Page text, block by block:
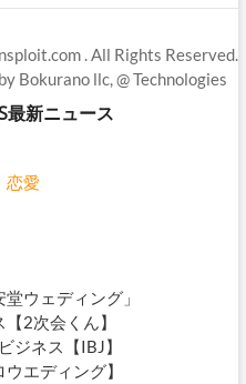
. All Rights Reserved.
Bokurano llc,@ Technologies
最新ニュース
恋愛
ウェディング」
2次会くん】
ジネス【IBJ】
エディング】